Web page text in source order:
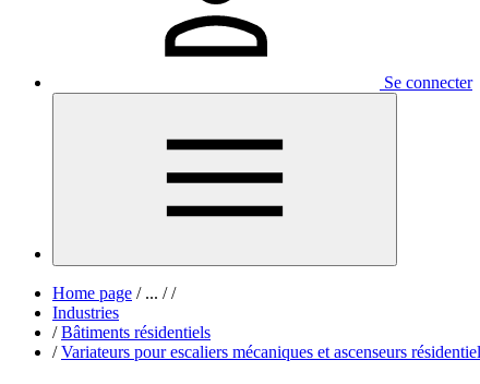
Se connecter
Home page /... / /
Industries
/ Bâtiments résidentiels
/ Variateurs pour escaliers mécaniques et ascenseurs